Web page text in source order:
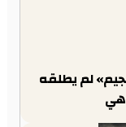
لم يطلقه
هي